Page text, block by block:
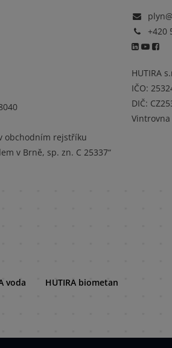
obchodním rejstříku
v Brně, sp. zn. C 25337“
+420
HUTIRA
IČO:
DIČ:
Vintrovna
voda HUTIRA biometan